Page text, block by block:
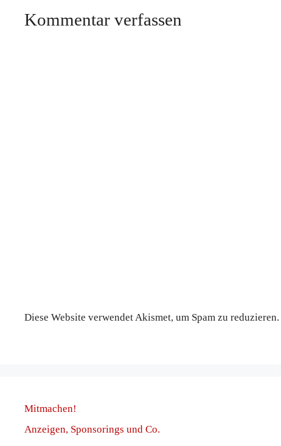
Kommentar verfassen
Diese Website verwendet Akismet, um Spam zu reduzieren.
Mitmachen!
Anzeigen, Sponsorings und Co.